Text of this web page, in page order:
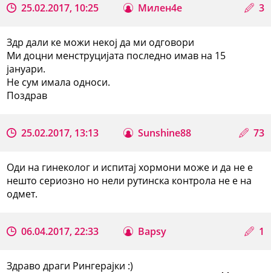
25.02.2017, 10:25 Милен4е 3
Здр дали ке можи некој да ми одговори
Ми доцни менструцијата последно имав на 15
јануари.
Не сум имала односи.
Поздрав
25.02.2017, 13:13 Sunshine88 73
Оди на гинеколог и испитај хормони може и да не е
нешто сериозно но нели рутинска контрола не е на
одмет.
06.04.2017, 22:33 Bapsy 1
Здраво драги Рингерајки :)